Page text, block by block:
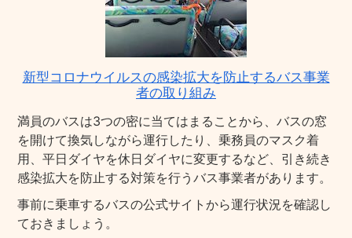
新型コロナウイルスの感染拡大を防止するバス事業
者の取り組み
満員のバスは3つの密に当てはまることから、バスの窓
を開けて換気しながら運行したり、乗務員のマスク着
用、平日ダイヤを休日ダイヤに変更するなど、引き続き
感染拡大を防止する対策を行うバス事業者があります。
事前に乗車するバスの公式サイトから運行状況を確認し
ておきましょう。